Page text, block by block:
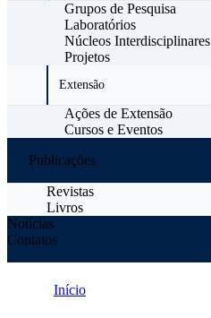
Grupos de Pesquisa
Laboratórios
Núcleos Interdisciplinares
Projetos
Extensão
Ações de Extensão
Cursos e Eventos
Publicações
Revistas
Livros
Notícias
Contatos
Início